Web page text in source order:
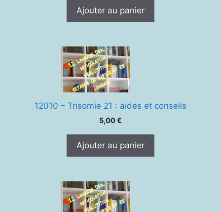
Ajouter au panier
12010 – Trisomie 21 : aides et conseils
5,00€
Ajouter au panier